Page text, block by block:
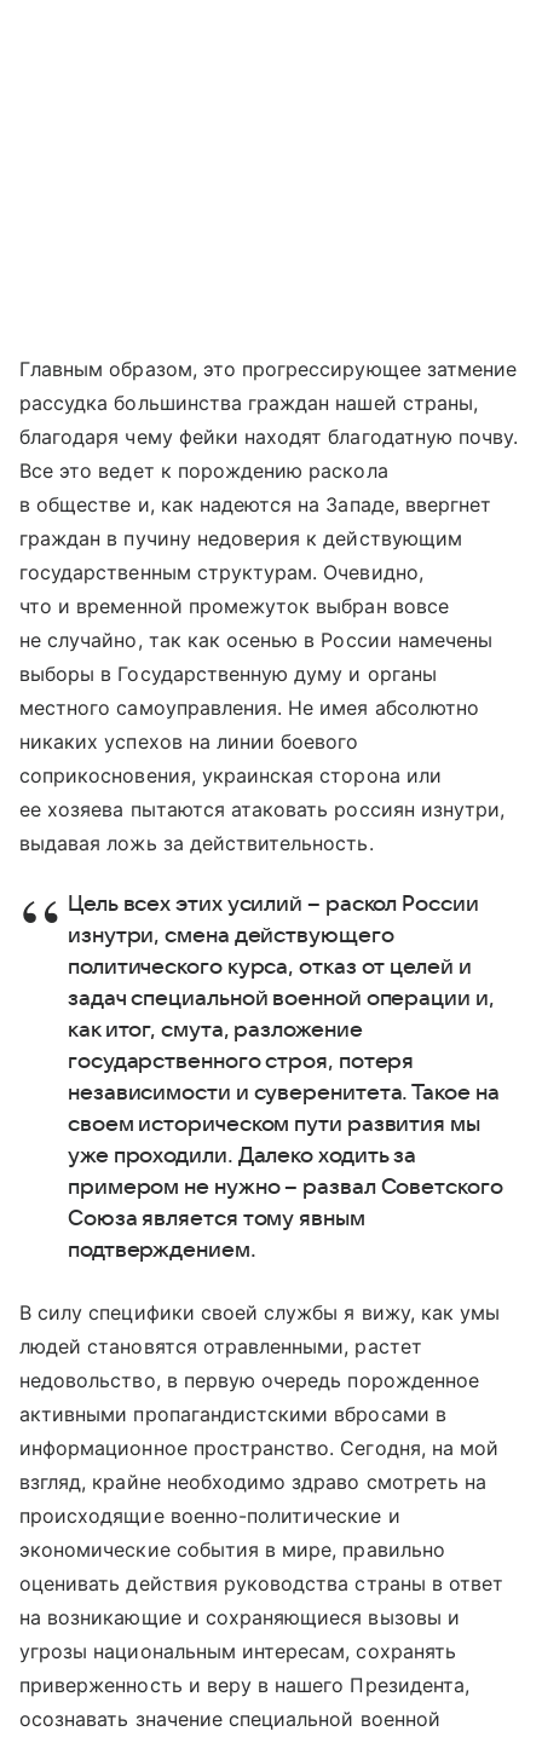
Главным образом, это прогрессирующее затмение
рассудка большинства граждан нашей страны,
благодаря чему фейки находят благодатную почву.
Все это ведет к порождению раскола
в обществе и, как надеются на Западе, ввергнет
граждан в пучину недоверия к действующим
государственным структурам. Очевидно,
что и временной промежуток выбран вовсе
не случайно, так как осенью в России намечены
выборы в Государственную думу и органы
местного самоуправления. Не имея абсолютно
никаких успехов на линии боевого
соприкосновения, украинская сторона или
ее хозяева пытаются атаковать россиян изнутри,
выдавая ложь за действительность.
Цель всех этих усилий – раскол России
изнутри, смена действующего
политического курса, отказ от целей и
задач специальной военной операции и,
как итог, смута, разложение
государственного строя, потеря
независимости и суверенитета. Такое на
своем историческом пути развития мы
уже проходили. Далеко ходить за
примером не нужно – развал Советского
Союза является тому явным
подтверждением.
В силу специфики своей службы я вижу, как умы
людей становятся отравленными, растет
недовольство, в первую очередь порожденное
активными пропагандистскими вбросами в
информационное пространство. Сегодня, на мой
взгляд, крайне необходимо здраво смотреть на
происходящие военно-политические и
экономические события в мире, правильно
оценивать действия руководства страны в ответ
на возникающие и сохраняющиеся вызовы и
угрозы национальным интересам, сохранять
приверженность и веру в нашего Президента,
осознавать значение специальной военной